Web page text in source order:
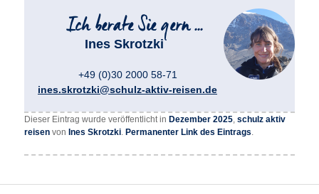
Ines Skrotzki
+49 (0)30 2000 58-71
ines.skrotzki@schulz-aktiv-reisen.de
Dieser Eintrag wurde veröffentlicht in Dezember 2025,schulz aktiv
reisen von Ines Skrotzki. Permanenter Link des Eintrags.